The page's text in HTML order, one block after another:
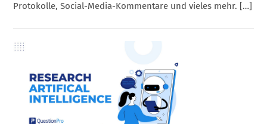
Protokolle, Social-Media-Kommentare und vieles mehr. […]